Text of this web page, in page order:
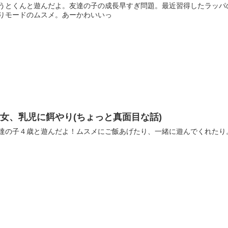
とくんと遊んだよ。友達の子の成長早すぎ問題。最近習得したラッ
モードのムスメ。あーかわいいっ
、乳児に餌やり(ちょっと真面目な話)
の子４歳と遊んだよ！ムスメにご飯あげたり、一緒に遊んでくれた